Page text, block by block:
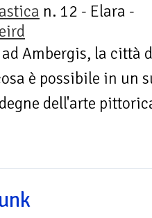
n. 12 - Elara -
Ambergis, la città
è possibile in un
dell'arte